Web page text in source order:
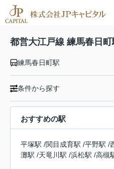
都営大江戸線 練馬春日
練馬春日町駅
条件から探す
おすすめの駅
平塚駅 /関目成育駅 /平野駅 /
灘駅 /天竜川駅 /浜松駅 /高槻